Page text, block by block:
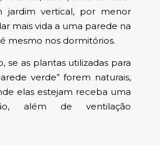
jardim vertical, por menor
mais vida a uma parede na
mesmo nos dormitórios.
se as plantas utilizadas para
verde” forem naturais,
elas estejam receba uma
além de ventilação